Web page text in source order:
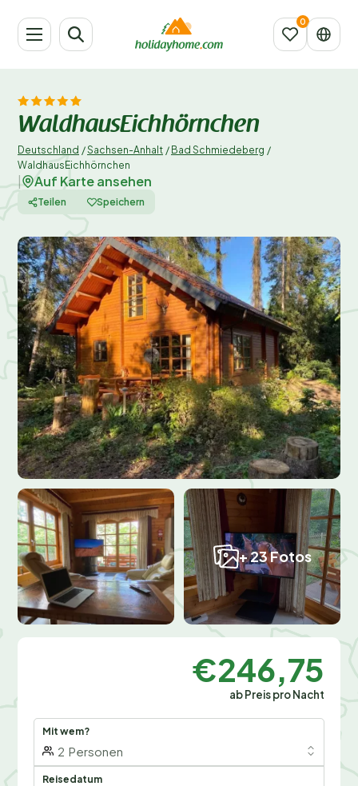
WaldhausEichhörnchen
Deutschland /Sachsen-Anhalt / Bad Schmiedeberg /
WaldhausEichhörnchen
Auf Karte ansehen
Teilen Speichern
+ 23 Fotos
€246,75
ab Preis pro Nacht
Mit wem?
2 Personen
Reisedatum